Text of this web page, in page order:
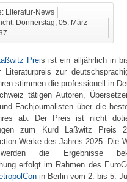
Literatur-News
Donnerstag, 05. März
Preis ist ein alljährlich in
Literaturpreis zur
stimmen die professionell in
tätigen Autoren,
Fachjournalisten über die
ab. Der Preis ist nicht
zum Kurd Laßwitz Preis
Werke des Jahres 2025. Die
die Ergebnisse
erfolgt im Rahmen des
in Berlin vom 2. bis 5.